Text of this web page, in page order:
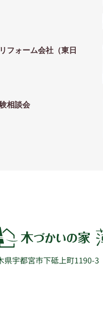
フォーム会社（東日
相談会
県宇都宮市下砥上町1190-3